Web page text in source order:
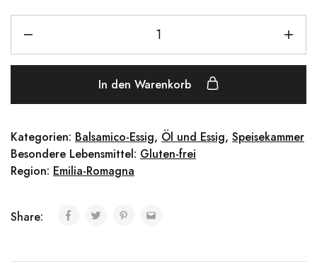
In den Warenkorb
Kategorien: Balsamico-Essig, Öl und Essig, Speisekammer
Besondere Lebensmittel: Gluten-frei
Region: Emilia-Romagna
Share: